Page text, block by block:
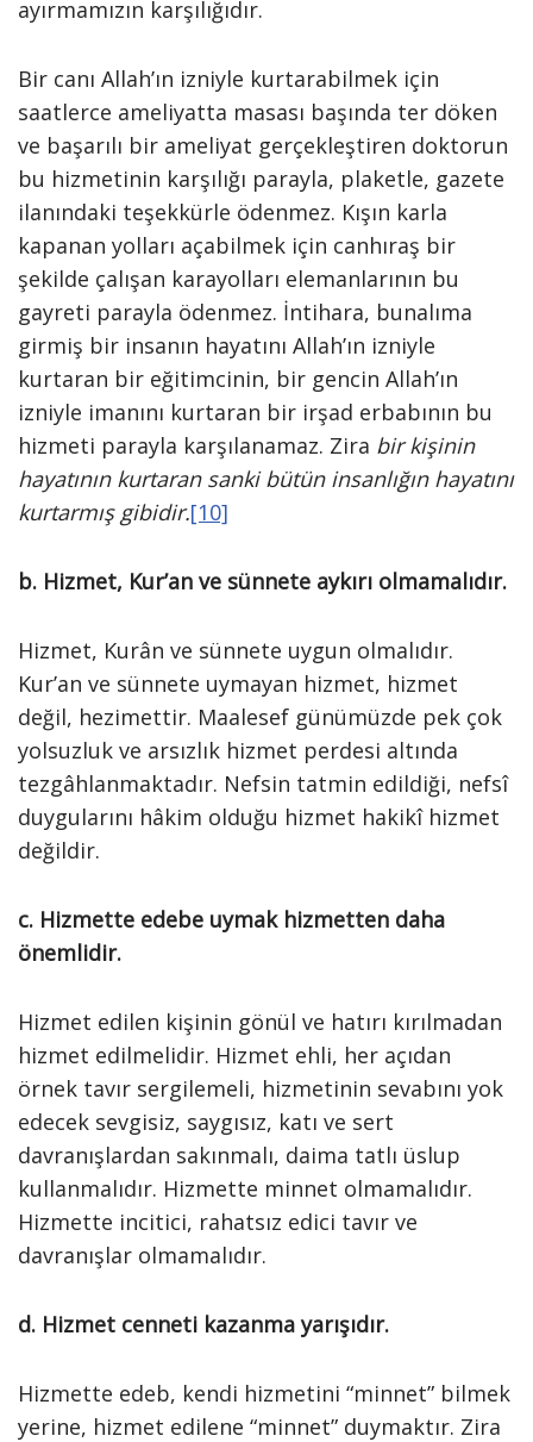
ayırmamızın karşılığıdır.
Bir canı Allah’ın izniyle kurtarabilmek için
saatlerce ameliyatta masası başında ter döken
ve başarılı bir ameliyat gerçekleştiren doktorun
bu hizmetinin karşılığı parayla, plaketle, gazete
ilanındaki teşekkürle ödenmez. Kışın karla
kapanan yolları açabilmek için canhıraş bir
şekilde çalışan karayolları elemanlarının bu
gayreti parayla ödenmez. İntihara, bunalıma
girmiş bir insanın hayatını Allah’ın izniyle
kurtaran bir eğitimcinin, bir gencin Allah’ın
izniyle imanını kurtaran bir irşad erbabının bu
hizmeti parayla karşılanamaz. Zira bir kişinin
hayatının kurtaran sanki bütün insanlığın hayatını
kurtarmış gibidir.[10]
b. Hizmet, Kur’an ve sünnete aykırı olmamalıdır.
Hizmet, Kurân ve sünnete uygun olmalıdır.
Kur’an ve sünnete uymayan hizmet, hizmet
değil, hezimettir. Maalesef günümüzde pek çok
yolsuzluk ve arsızlık hizmet perdesi altında
tezgâhlanmaktadır. Nefsin tatmin edildiği, nefsî
duygularını hâkim olduğu hizmet hakikî hizmet
değildir.
c. Hizmette edebe uymak hizmetten daha
önemlidir.
Hizmet edilen kişinin gönül ve hatırı kırılmadan
hizmet edilmelidir. Hizmet ehli, her açıdan
örnek tavır sergilemeli, hizmetinin sevabını yok
edecek sevgisiz, saygısız, katı ve sert
davranışlardan sakınmalı, daima tatlı üslup
kullanmalıdır. Hizmette minnet olmamalıdır.
Hizmette incitici, rahatsız edici tavır ve
davranışlar olmamalıdır.
d. Hizmet cenneti kazanma yarışıdır.
Hizmette edeb, kendi hizmetini “minnet” bilmek
yerine, hizmet edilene “minnet” duymaktır. Zira